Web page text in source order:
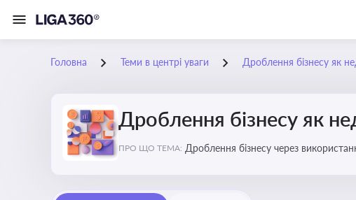
Головна Теми в центрі уваги Дроблення бізнесу як
Дроблення бізнесу як
ПРО ЩО ТЕМА: Дроблення бізнесу через